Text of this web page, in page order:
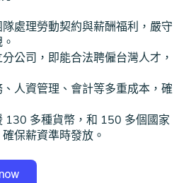
處理勞動契約與薪酬福利，嚴守
公司，即能合法聘僱台灣人才，
人資管理、會計等多重成本，確
130 多種貨幣，和 150 多個國家
保薪資準時發放。